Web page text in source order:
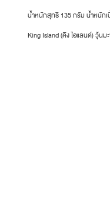
น้ำหนักสุทธิ 135 กรัม น้ำหนัก
King Island (คิง ไอแลนด์) วุ้น